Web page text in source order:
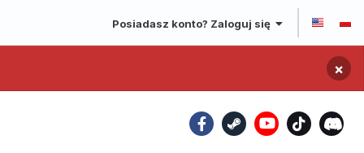
Posiadasz konto? Zaloguj się
×